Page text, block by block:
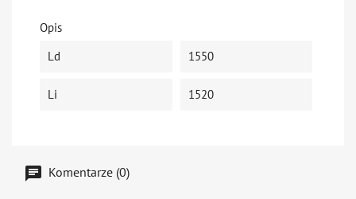
Opis
Ld
1550
Li 1520
Komentarze (0)